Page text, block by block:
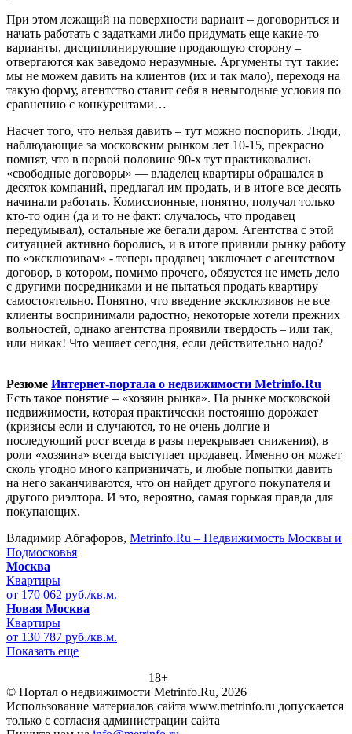
При этом лежащий на поверхности вариант – договориться и
начать работать с задатками либо придумать еще какие-то
варианты, дисциплинирующие продающую сторону –
отвергаются как заведомо неразумные. Аргументы тут такие:
мы не можем давить на клиентов (их и так мало), переходя на
такую форму, агентство ставит себя в невыгодные условия по
сравнению с конкурентами…
Насчет того, что нельзя давить – тут можно поспорить. Люди,
наблюдающие за московским рынком лет 10-15, прекрасно
помнят, что в первой половине 90-х тут практиковались
«свободные договоры» — владелец квартиры обращался в
десяток компаний, предлагал им продать, и в итоге все десять
начинали работать. Комиссионные, понятно, получал только
кто-то один (да и то не факт: случалось, что продавец
передумывал), остальные же бегали даром. Агентства с этой
ситуацией активно боролись, и в итоге привили рынку работу
по «эксклюзивам» - теперь продавец заключает с агентством
договор, в котором, помимо прочего, обязуется не иметь дело
с другими посредниками и не пытаться продать квартиру
самостоятельно. Понятно, что введение эксклюзивов не все
клиенты воспринимали радостно, некоторые хотели прежних
вольностей, однако агентства проявили твердость – или так,
или никак! Что мешает сегодня, если действительно надо?
Резюме Интернет-портала о недвижимости Metrinfo.Ru
Есть такое понятие – «хозяин рынка». На рынке московской
недвижимости, которая практически постоянно дорожает
(кризисы если и случаются, то не очень долгие и
последующий рост всегда в разы перекрывает снижения), в
роли «хозяина» всегда выступает продавец. Именно он может
сколь угодно много капризничать, и любые попытки давить
на него заканчиваются, что он найдет другого покупателя и
другого риэлтора. И это, вероятно, самая горькая правда для
покупающих.
Владимир Абгафоров, Metrinfo.Ru – Недвижимость Москвы и
Подмосковья
Москва
Квартиры
от 170 062 руб./кв.м.
Новая Москва
Квартиры
от 130 787 руб./кв.м.
Показать еще
18+
© Портал о недвижимости Metrinfo.Ru, 2026
Использование материалов сайта www.metrinfo.ru допускается
только с согласия администрации сайта